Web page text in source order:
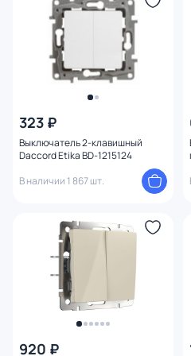
323 ₽
Выключатель 2-клавишный
Daccord Etika BD-1215124
В наличии 1 867 шт.
920 ₽
Глубина (мм)
Диаметр врезного
Глубина врезного отверстия
Вид лампы
1
Тип товара
Комплектация